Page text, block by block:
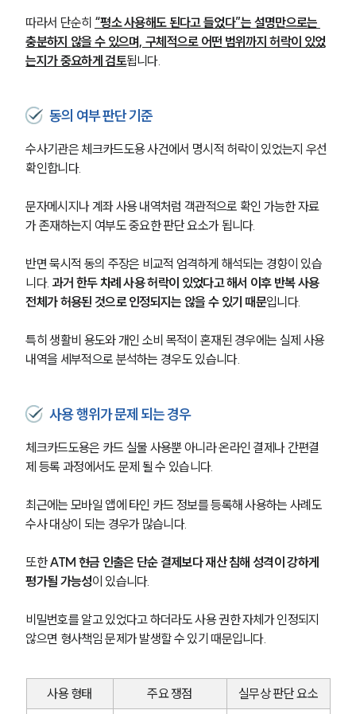
따라서 단순히 “평소 사용해도 된다고 들었다”는 설명만으로는
충분하지 않을 수 있으며, 구체적으로 어떤 범위까지 허락이 있었
는지가 중요하게 검토됩니다.
동의 여부 판단 기준
수사기관은 체크카드도용 사건에서 명시적 허락이 있었는지 우선
확인합니다.
문자메시지나 계좌 사용 내역처럼 객관적으로 확인 가능한 자료
가 존재하는지 여부도 중요한 판단 요소가 됩니다.
반면 묵시적 동의 주장은 비교적 엄격하게 해석되는 경향이 있습
니다. 과거 한두 차례 사용 허락이 있었다고 해서 이후 반복 사용
전체가 허용된 것으로 인정되지는 않을 수 있기 때문입니다.
특히 생활비 용도와 개인 소비 목적이 혼재된 경우에는 실제 사용
내역을 세부적으로 분석하는 경우도 있습니다.
사용 행위가 문제 되는 경우
체크카드도용은 카드 실물 사용뿐 아니라 온라인 결제나 간편결
제 등록 과정에서도 문제 될 수 있습니다.
최근에는 모바일 앱에 타인 카드 정보를 등록해 사용하는 사례도
수사 대상이 되는 경우가 많습니다.
또한 ATM 현금 인출은 단순 결제보다 재산 침해 성격이 강하게
평가될 가능성이 있습니다.
비밀번호를 알고 있었다고 하더라도 사용 권한 자체가 인정되지
않으면 형사책임 문제가 발생할 수 있기 때문입니다.
사용 형태 주요 쟁점
실무상 판단 요소